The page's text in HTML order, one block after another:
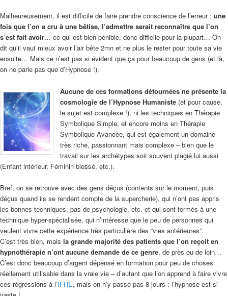
Malheureusement, il est difficile de faire prendre conscience de l’erreur : une
fois que l’on a cru à une bêtise, l’admettre serait reconnaître que l’on
s’est fait avoir… ce qui est bien pénible, donc difficile pour la plupart… On
dit qu’il vaut mieux avoir l’air bête 2mn et ne plus le rester pour toute sa vie
ensuite… Mais ce n’est pas si évident que ça pour beaucoup de gens (et là,
on ne parle pas que d’Hypnose !).
Aucune de ces formations détournées ne présente la
cosmologie de l’Hypnose Humaniste (et pour cause,
le sujet est complexe !), ni les techniques en Thérapie
Symbolique Simple, et encore moins en Thérapie
Symbolique Avancée, qui est également un domaine
très riche, passionnant mais complexe – bien que le
travail sur les archétypes soit souvent plagié lui aussi
(Enfant intérieur, Féminin blessé, etc.).
Bref, on se retrouve avec des gens déçus (contents sur le moment, puis
déçus quand ils se rendent compte de la supercherie), qui n’ont pas appris
les bonnes techniques, pas de psychologie, etc. et qui sont formés à une
technique hyper-spécialisée, qui n’intéresse que le peu de personnes qui
veulent vivre cette expérience très particulière des “vies antérieures”.
C’est très bien, mais la grande majorité des patients que l’on reçoit en
hypnothérapie n’ont aucune demande de ce genre, de près ou de loin…
C’est donc beaucoup d’argent dépensé en formation pour peu de choses
réellement utilisable dans la vraie vie – d’autant que l’on apprend à faire vivre
ces régressions à l’IFHE, mais on n’y passe pas 8 jours : l’hypnose est si